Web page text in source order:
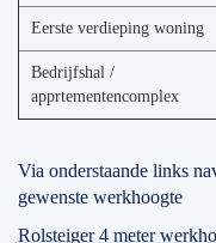
Eerste verdieping woning
Bedrijfshal /
apprtementencomplex
Via onderstaande links
gewenste werkhoogte
Rolsteiger 4 meter